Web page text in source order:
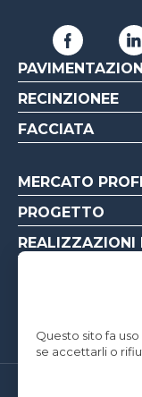
RECINZIONEE
FACCIATA
MERCATO
PROGETTO
REALIZZAZIONI
Questo sito fa
se accettarli o